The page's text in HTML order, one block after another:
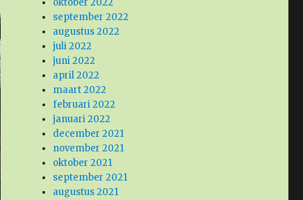
oktober 2022
september 2022
augustus 2022
juli 2022
juni 2022
april 2022
maart 2022
februari 2022
januari 2022
december 2021
november 2021
oktober 2021
september 2021
augustus 2021